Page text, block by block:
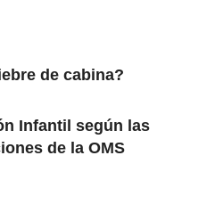
de cabina?
Infantil según las
de la OMS